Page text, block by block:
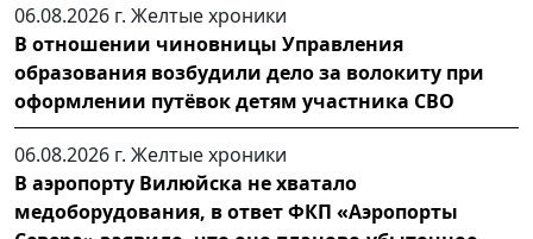
06.08.2026 г. Желтые хроники
В отношении чиновницы Управления
образования возбудили дело за волокиту при
оформлении путёвок детям участника СВО
06.08.2026 г. Желтые хроники
В аэропорту Вилюйска не хватало
медоборудования, в ответ ФКП «Аэропорты